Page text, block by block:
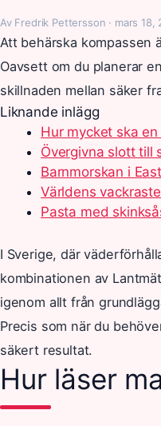
Av Fredrik Pettersson · mars 18,
Att behärska kompassen
Oavsett om du planerar
skillnaden mellan säker
Liknande inlägg
Hur mycket ska
Övergivna slott till
Barnmorskan i
Världens
Pasta med
I Sverige, där
kombinationen av
igenom allt från
Precis som när du
säkert resultat.
Hur läser